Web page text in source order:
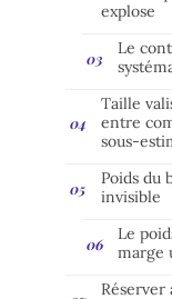
explose
Le
Taille
entre
sous-
Poids du
invisible
Le
marge